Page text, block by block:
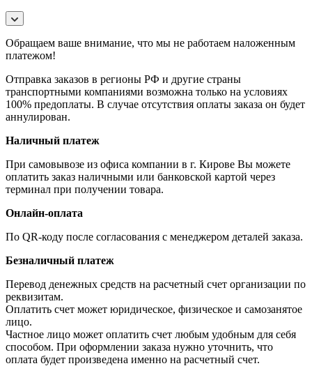
Обращаем ваше внимание, что мы не работаем наложенным
платежом!
Отправка заказов в регионы РФ и другие страны
транспортными компаниями возможна только на условиях
100% предоплаты. В случае отсутствия оплаты заказа он будет
аннулирован.
Наличный платеж
При самовывозе из офиса компании в г. Кирове Вы можете
оплатить заказ наличными или банковской картой через
терминал при получении товара.
Онлайн-оплата
По QR-коду после согласования с менеджером деталей заказа.
Безналичный платеж
Перевод денежных средств на расчетный счет организации по
реквизитам.
Оплатить счет может юридическое, физическое и самозанятое
лицо.
Частное лицо может оплатить счет любым удобным для себя
способом. При оформлении заказа нужно уточнить, что
оплата будет произведена именно на расчетный счет.